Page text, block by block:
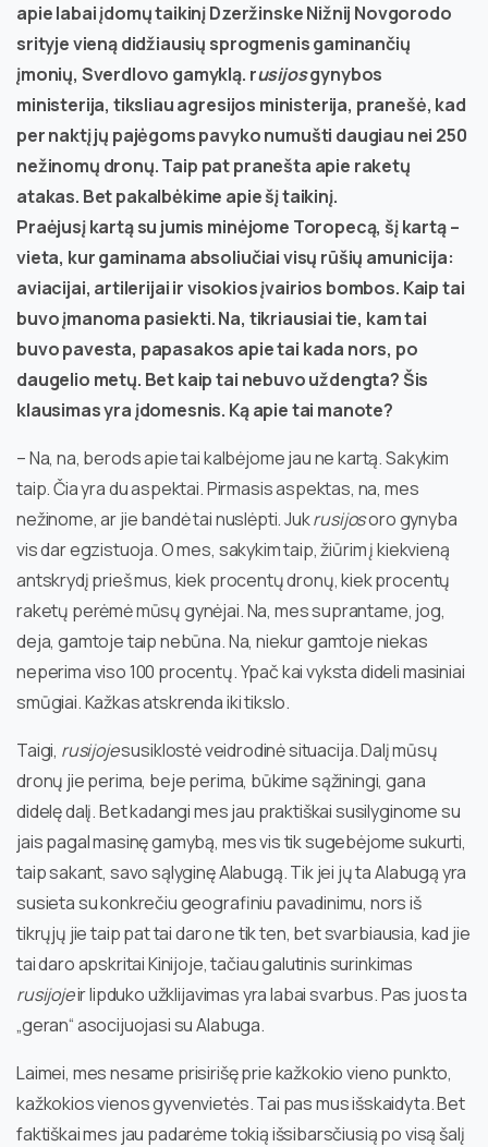
apie labai įdomų taikinį Dzeržinske Nižnij Novgorodo
srityje vieną didžiausių sprogmenis gaminančių
įmonių, Sverdlovo gamyklą. rusijosgynybos
ministerija, tiksliau agresijos ministerija, pranešė, kad
per naktį jų pajėgoms pavyko numušti daugiau nei 250
nežinomų dronų. Taip pat pranešta apie raketų
atakas. Bet pakalbėkime apie šį taikinį.
Praėjusį kartą su jumis minėjome Toropecą, šį kartą –
vieta, kur gaminama absoliučiai visų rūšių amunicija:
aviacijai, artilerijai ir visokios įvairios bombos. Kaip tai
buvo įmanoma pasiekti. Na, tikriausiai tie, kam tai
buvo pavesta, papasakos apie tai kada nors, po
daugelio metų. Bet kaip tai nebuvo uždengta? Šis
klausimas yra įdomesnis. Ką apie tai manote?
– Na, na, berods apie tai kalbėjome jau ne kartą. Sakykim
taip. Čia yra du aspektai. Pirmasis aspektas, na, mes
nežinome, ar jie bandė tai nuslėpti. Jukrusijosoro gynyba
vis dar egzistuoja. O mes, sakykim taip, žiūrim į kiekvieną
antskrydį prieš mus, kiek procentų dronų, kiek procentų
raketų perėmė mūsų gynėjai. Na, mes suprantame, jog,
deja, gamtoje taip nebūna. Na, niekur gamtoje niekas
neperima viso 100 procentų. Ypač kai vyksta dideli masiniai
smūgiai. Kažkas atskrenda iki tikslo.
Taigi, rusijojesusiklostė veidrodinė situacija. Dalį mūsų
dronų jie perima, beje perima, būkime sąžiningi, gana
didelę dalį. Bet kadangi mes jau praktiškai susilyginome su
jais pagal masinę gamybą, mes vis tik sugebėjome sukurti,
taip sakant, savo sąlyginę Alabugą. Tik jei jų ta Alabugą yra
susieta su konkrečiu geografiniu pavadinimu, nors iš
tikrųjų jie taip pat tai daro ne tik ten, bet svarbiausia, kad jie
tai daro apskritai Kinijoje, tačiau galutinis surinkimas
rusijojeir lipduko užklijavimas yra labai svarbus. Pas juos ta
„geran“ asocijuojasi su Alabuga.
Laimei, mes nesame prisirišę prie kažkokio vieno punkto,
kažkokios vienos gyvenvietės. Tai pas mus išskaidyta. Bet
faktiškai mes jau padarėme tokią išsibarsčiusią po visą šalį